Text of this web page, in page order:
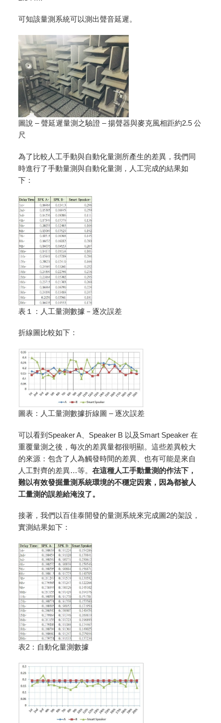
可知該量測系統可以測出聲音延遲。
圖說 – 聲延遲量測之驗證 – 揚聲器與麥克風相距約2.5 公
尺
為了比較人工手動與自動化量測所產生的差異，我們同
時進行了手動量測與自動化量測，人工完成的結果如
下：
表１：人工量測數據－逐次誤差
折線圖比較如下：
圖表：人工量測數據折線圖 – 逐次誤差
可以看到Speaker A、Speaker B 以及Smart Speaker 在
重覆量測之後，每次的差異量都很明顯。這些差異較大
的來源：包含了人為觸發時間的差異、也有可能是來自
人工對齊的差異…等。在這種人工手動量測的作法下，
難以有效發掘量測系統環境的不穩定因素，因為都被人
工量測的誤差給淹沒了。
接著，我們以百佳泰開發的量測系統來完成圖2的架設，
實測結果如下：
表2：自動化量測數據